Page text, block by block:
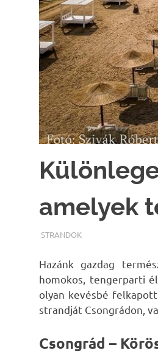
amelyek
TERMALFURDOK.COM
STRANDOK
Hazánk gazdag
homokos, tengerparti
olyan kevésbé
strandját Csongrádon,
Csongrád –